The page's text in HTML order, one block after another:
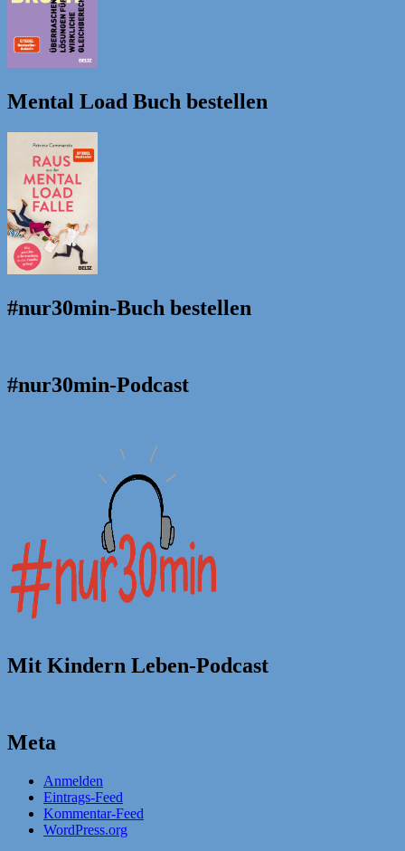
Mental Load Buch bestellen
#nur30min-Buch bestellen
#nur30min-Podcast
Mit Kindern Leben-Podcast
Meta
Anmelden
Eintrags-Feed
Kommentar-Feed
WordPress.org